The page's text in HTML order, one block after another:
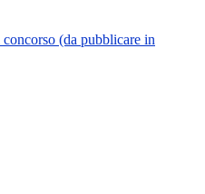
(da pubblicare in